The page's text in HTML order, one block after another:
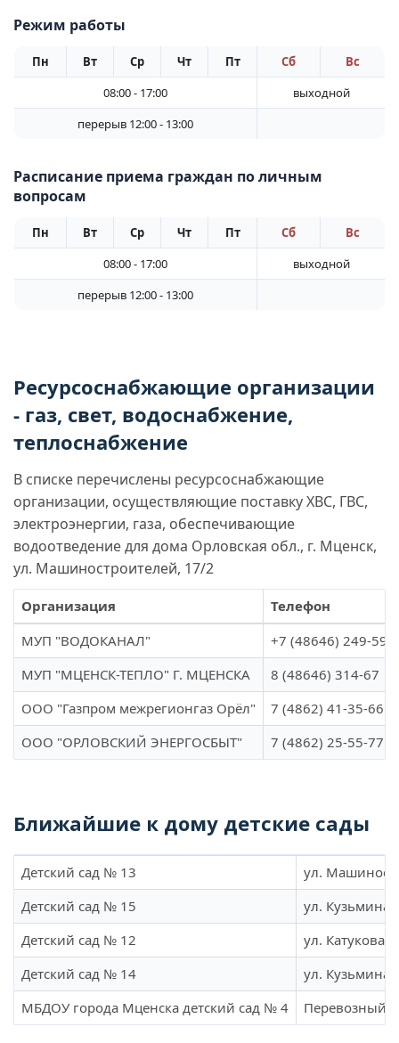
Режим работы
Пн Вт Ср Чт Пт Сб
Вс
08:00 - 17:00
выходной
перерыв 12:00 - 13:00
Расписание приема граждан по личным
вопросам
Пн Вт Ср Чт Пт Сб
Вс
08:00 - 17:00
выходной
перерыв 12:00 - 13:00
Ресурсоснабжающие организации
- газ, свет, водоснабжение,
теплоснабжение
В списке перечислены ресурсоснабжающие
организации, осуществляющие поставку ХВС, ГВС,
электроэнергии, газа, обеспечивающие
водоотведение для дома Орловская обл., г. Мценск,
ул. Машиностроителей, 17/2
Организация
Телефон
МУП "ВОДОКАНАЛ"
+7 (48646) 249-59
МУП "МЦЕНСК-ТЕПЛО" Г. МЦЕНСКА
8 (48646) 314-67
ООО "Газпром межрегионгаз Орёл"
7 (4862) 41-35-66
ООО "ОРЛОВСКИЙ ЭНЕРГОСБЫТ"
7 (4862) 25-55-77
Ближайшие к дому детские сады
Детский сад № 13
ул.
Детский сад № 15
ул. Кузьмина,
Детский сад № 12
ул. Катукова,
Детский сад № 14
ул. Кузьмина,
МБДОУ города Мценска детский сад № 4
Перевозный